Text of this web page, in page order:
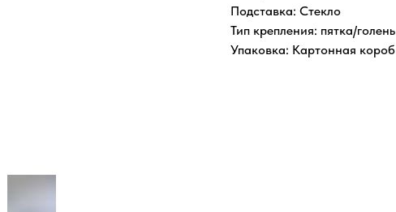
Подставка: Стекло
Тип крепления: пятка/голень
Упаковка: Картонная